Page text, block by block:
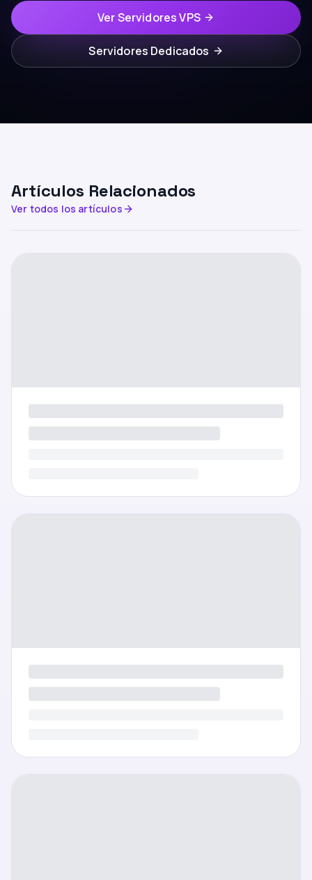
Ver Servidores VPS
Servidores Dedicados
Artículos Relacionados
Ver todos los artículos